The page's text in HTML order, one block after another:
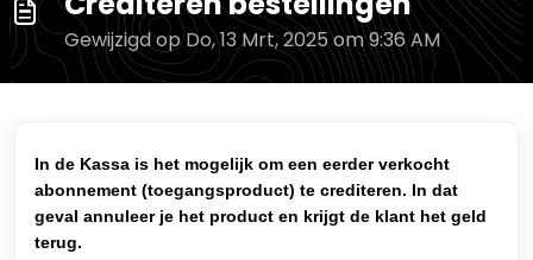
Gewijzigd op Do, 13 Mrt, 2025 om 9:36 AM
In de Kassa is het mogelijk om een eerder verkocht
abonnement (toegangsproduct) te crediteren. In dat
geval annuleer je het product en krijgt de klant het geld
terug.